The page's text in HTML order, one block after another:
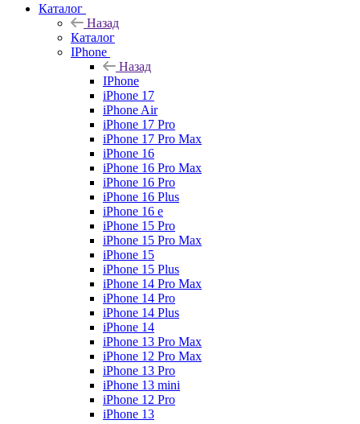
Каталог
Назад
Каталог
IPhone
Назад
IPhone
iPhone 17
iPhone Air
iPhone 17 Pro
iPhone 17 Pro Max
iPhone 16
iPhone 16 Pro Max
iPhone 16 Pro
iPhone 16 Plus
iPhone 16 e
iPhone 15 Pro
iPhone 15 Pro Max
iPhone 15
iPhone 15 Plus
iPhone 14 Pro Max
iPhone 14 Pro
iPhone 14 Plus
iPhone 14
iPhone 13 Pro Max
iPhone 12 Pro Max
iPhone 13 Pro
iPhone 13 mini
iPhone 12 Pro
iPhone 13